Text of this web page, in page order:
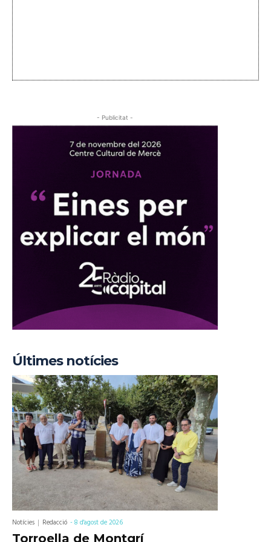
- Publicitat -
Últimes notícies
Notícies Redacció -8 d'agost de 2026
Torroella de Montgrí